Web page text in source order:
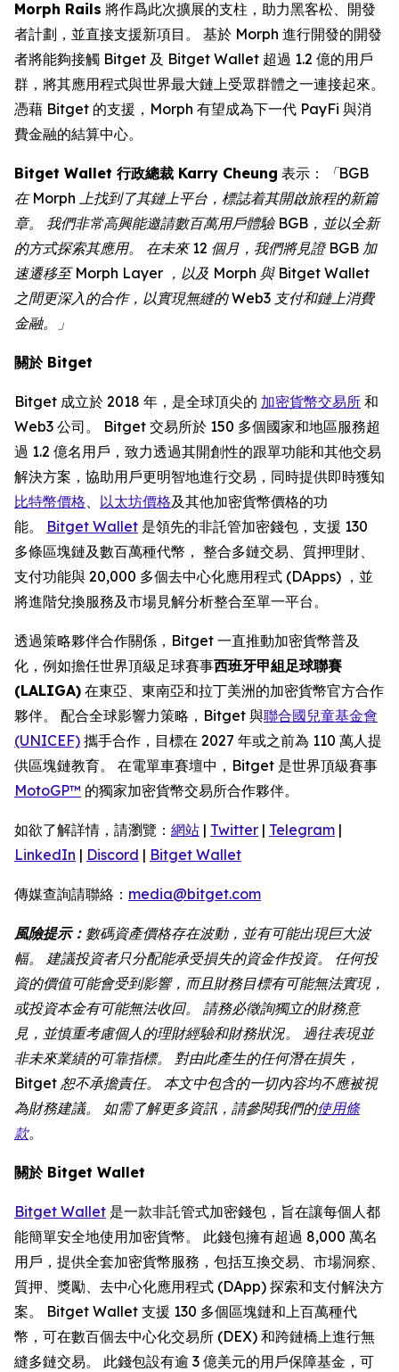
Morph Rails 將作爲此次擴展的支柱，助力黑客松、開發
者計劃，並直接支援新項目。 基於 Morph 進行開發的開發
者將能夠接觸 Bitget 及 Bitget Wallet 超過 1.2 億的用戶
群，將其應用程式與世界最大鏈上受眾群體之一連接起來。
憑藉 Bitget 的支援，Morph 有望成為下一代 PayFi 與消
費金融的結算中心。
Bitget Wallet 行政總裁 Karry Cheung 表示：
「BGB
在 Morph 上找到了其鏈上平台，標誌着其開啟旅程的新篇
章。 我們非常高興能邀請數百萬用戶體驗 BGB，並以全新
的方式探索其應用。 在未來 12 個月，我們將見證 BGB 加
速遷移至 Morph Layer ，以及 Morph 與 Bitget Wallet
之間更深入的合作，以實現無縫的 Web3 支付和鏈上消費
金融。」
關於 Bitget
Bitget 成立於 2018 年，是全球頂尖的 加密貨幣交易所 和
Web3 公司。 Bitget 交易所於 150 多個國家和地區服務超
過 1.2 億名用戶，致力透過其開創性的跟單功能和其他交易
解決方案，協助用戶更明智地進行交易，同時提供即時獲知
比特幣價格、 以太坊價格及其他加密貨幣價格的功
能。 Bitget Wallet 是領先的非託管加密錢包，支援 130
多條區塊鏈及數百萬種代幣， 整合多鏈交易、質押理財、
支付功能與 20,000 多個去中心化應用程式 (DApps) ，並
將進階兌換服務及市場見解分析整合至單一平台。
透過策略夥伴合作關係，Bitget 一直推動加密貨幣普及
化，例如擔任世界頂級足球賽事西班牙甲組足球聯賽
(LALIGA) 在東亞、東南亞和拉丁美洲的加密貨幣官方合作
夥伴。 配合全球影響力策略，Bitget 與聯合國兒童基金會
(UNICEF) 攜手合作，目標在 2027 年或之前為 110 萬人提
供區塊鏈教育。 在電單車賽壇中，Bitget 是世界頂級賽事
MotoGP™ 的獨家加密貨幣交易所合作夥伴。
如欲了解詳情，請瀏覽： 網站 | Twitter | Telegram |
LinkedIn | Discord | Bitget Wallet
傳媒查詢請聯絡： media@bitget.com
風險提示： 數碼資產價格存在波動，並有可能出現巨大波
幅。 建議投資者只分配能承受損失的資金作投資。 任何投
資的價值可能會受到影響，而且財務目標有可能無法實現，
或投資本金有可能無法收回。 請務必徵詢獨立的財務意
見，並慎重考慮個人的理財經驗和財務狀況。 過往表現並
非未來業績的可靠指標。 對由此產生的任何潛在損失，
Bitget 恕不承擔責任。 本文中包含的一切內容均不應被視
為財務建議。 如需了解更多資訊，請參閱我們的使用條
款。
關於 Bitget Wallet
Bitget Wallet 是一款非託管式加密錢包，旨在讓每個人都
能簡單安全地使用加密貨幣。 此錢包擁有超過 8,000 萬名
用戶，提供全套加密貨幣服務，包括互換交易、市場洞察、
質押、獎勵、去中心化應用程式 (DApp) 探索和支付解決方
案。 Bitget Wallet 支援 130 多個區塊鏈和上百萬種代
幣，可在數百個去中心化交易所 (DEX) 和跨鏈橋上進行無
縫多鏈交易。 此錢包設有逾 3 億美元的用戶保障基金，可